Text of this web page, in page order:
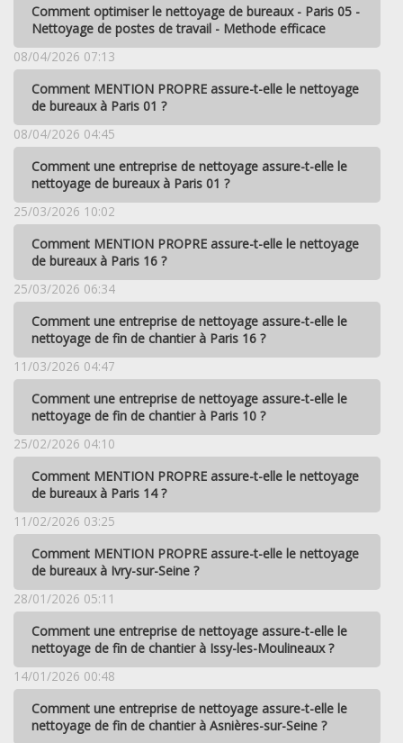
Comment optimiser le nettoyage de bureaux - Paris 05 -
Nettoyage de postes de travail - Methode efficace
08/04/2026 07:13
Comment MENTION PROPRE assure-t-elle le nettoyage
de bureaux à Paris 01 ?
08/04/2026 04:45
Comment une entreprise de nettoyage assure-t-elle le
nettoyage de bureaux à Paris 01 ?
25/03/2026 10:02
Comment MENTION PROPRE assure-t-elle le nettoyage
de bureaux à Paris 16 ?
25/03/2026 06:34
Comment une entreprise de nettoyage assure-t-elle le
nettoyage de fin de chantier à Paris 16 ?
11/03/2026 04:47
Comment une entreprise de nettoyage assure-t-elle le
nettoyage de fin de chantier à Paris 10 ?
25/02/2026 04:10
Comment MENTION PROPRE assure-t-elle le nettoyage
de bureaux à Paris 14 ?
11/02/2026 03:25
Comment MENTION PROPRE assure-t-elle le nettoyage
de bureaux à Ivry-sur-Seine ?
28/01/2026 05:11
Comment une entreprise de nettoyage assure-t-elle le
nettoyage de fin de chantier à Issy-les-Moulineaux ?
14/01/2026 00:48
Comment une entreprise de nettoyage assure-t-elle le
nettoyage de fin de chantier à Asnières-sur-Seine ?